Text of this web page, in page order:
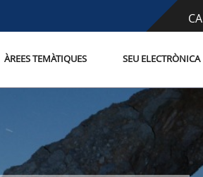
CA
ES
ÀREES TEMÀTIQUES SEU ELECTRÒNICA